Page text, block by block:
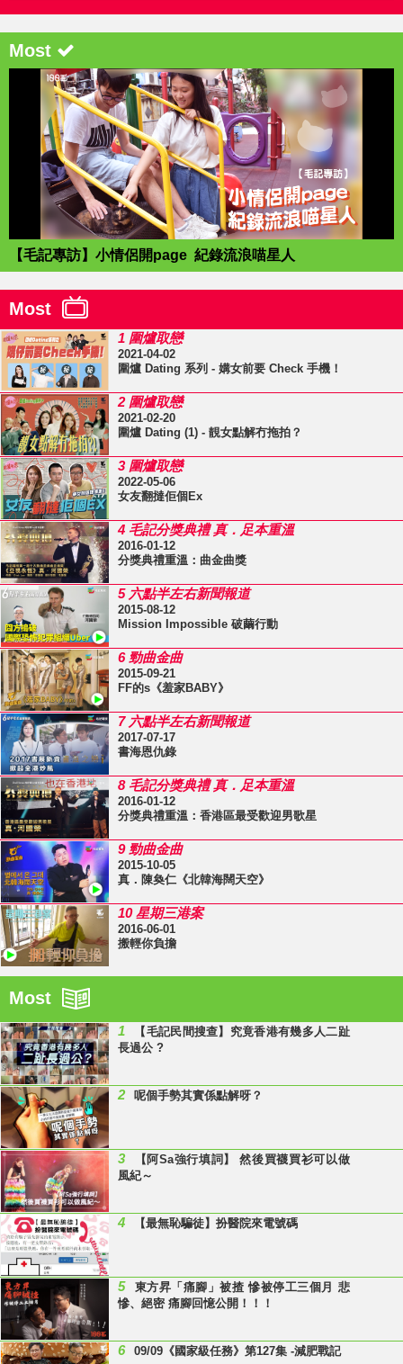
Most
【毛記專訪】小情侶開page 紀錄流浪喵星人
Most
1 圍爐取戀
2021-04-02
圍爐 Dating 系列 - 媾女前要 Check 手機！
2 圍爐取戀
2021-02-20
圍爐 Dating (1) - 靚女點解冇拖拍？
3 圍爐取戀
2022-05-06
女友翻撻佢個Ex
4 毛記分獎典禮 真．足本重溫
2016-01-12
分獎典禮重溫：曲金曲獎
5 六點半左右新聞報道
2015-08-12
Mission Impossible 破繭行動
6 勁曲金曲
2015-09-21
FF的s《羞家BABY》
7 六點半左右新聞報道
2017-07-17
書海恩仇錄
8 毛記分獎典禮 真．足本重溫
2016-01-12
分獎典禮重溫：香港區最受歡迎男歌星
9 勁曲金曲
2015-10-05
真．陳奐仁《北韓海闊天空》
10 星期三港案
2016-06-01
搬輕你負擔
Most
1
【毛記民間搜查】究竟香港有幾多人二趾
長過公 ?
2 呢個手勢其實係點解呀？
3
【阿Sa強行填詞】 然後買襪買衫可以做
風紀～
4 【最無恥騙徒】扮醫院來電號碼
5
東方昇「痛腳」被揸 慘被停工三個月 悲
慘、絕密 痛腳回憶公開！！！
6 09/09《國家級任務》第127集 -減肥戰記